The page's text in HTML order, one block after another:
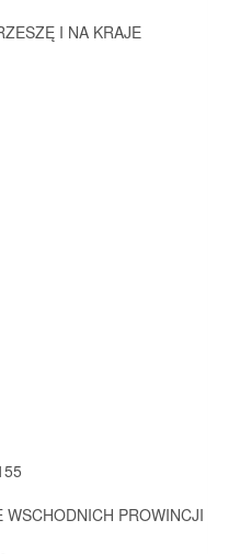
I NA KRAJE
PROWINCJI